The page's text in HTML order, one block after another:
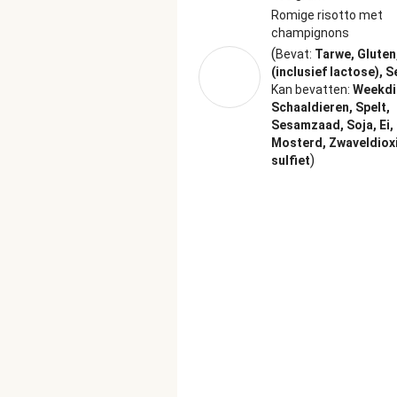
minuten. Magnetron: Film
verwarming met behulp van
opwarmen. HelloFresh
Romige risotto met
champignons
(Bevat: Tarwe,
(inclusief lactose),
Kan bevatten:
Schaaldieren, Spelt,
Sesamzaad, Soja, Ei,
Mosterd,
sulfiet)